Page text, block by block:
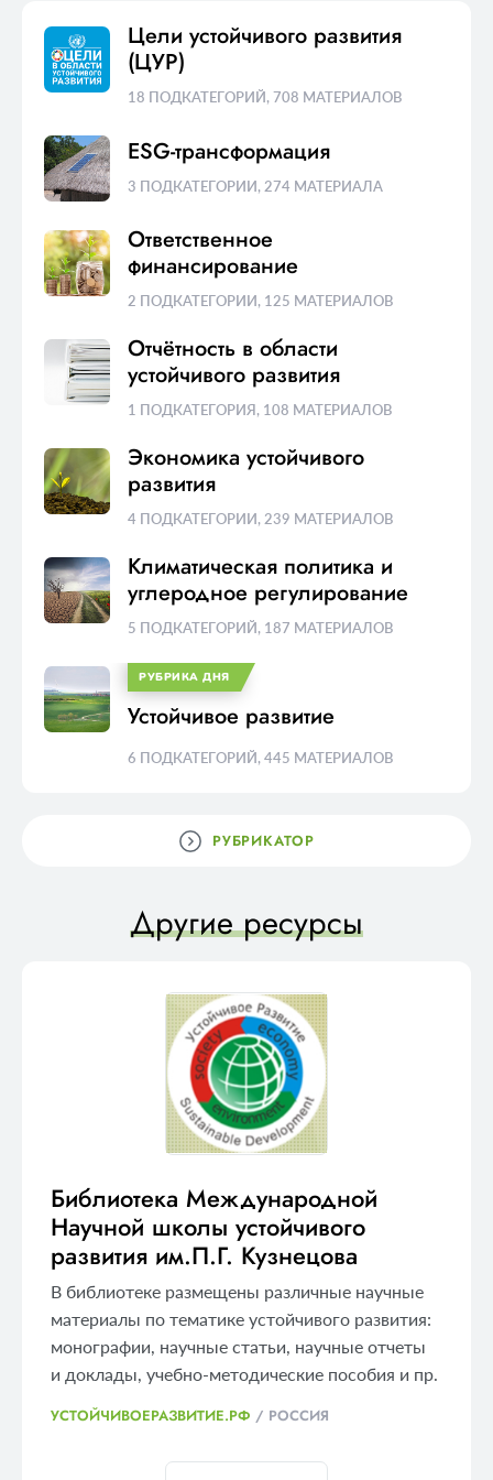
типологию ESG-моделей для малого
и среднего бизнеса.
Цели устойчивого развития
(ЦУР)
18 ПОДКАТЕГОРИЙ, 708 МАТЕРИАЛОВ
ESG-трансформация
3 ПОДКАТЕГОРИИ, 274 МАТЕРИАЛА
Ответственное
финансирование
2 ПОДКАТЕГОРИИ, 125 МАТЕРИАЛОВ
Отчётность в области
устойчивого развития
1 ПОДКАТЕГОРИЯ, 108 МАТЕРИАЛОВ
Экономика устойчивого
развития
4 ПОДКАТЕГОРИИ, 239 МАТЕРИАЛОВ
Климатическая политика и
углеродное регулирование
5 ПОДКАТЕГОРИЙ, 187 МАТЕРИАЛОВ
РУБРИКА ДНЯ
Устойчивое развитие
6 ПОДКАТЕГОРИЙ, 445 МАТЕРИАЛОВ
РУБРИКАТОР
Другие ресурсы
Библиотека Международной
Научной школы устойчивого
развития им.П.Г. Кузнецова
В библиотеке размещены различные научные
материалы по тематике устойчивого развития:
монографии, научные статьи, научные отчеты
и доклады, учебно-методические пособия и пр.
УСТОЙЧИВОЕРАЗВИТИЕ.РФ / РОССИЯ